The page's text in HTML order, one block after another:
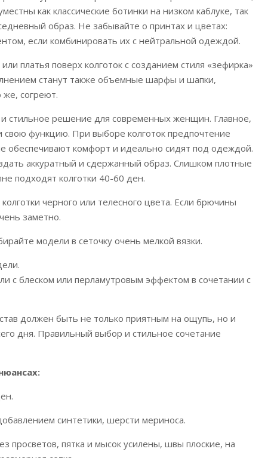
как классические ботинки на низком каблуке, так
образ. Не забывайте о принтах и цветах:
если комбинировать их с нейтральной одеждой.
платья поверх колготок с созданием стиля «зефирка»
станут также объемные шарфы и шапки,
же, согреют.
стильное решение для современных женщин. Главное,
функцию. При выборе колготок предпочтение
обеспечивают комфорт и идеально сидят под одеждой.
аккуратный и сдержанный образ. Слишком плотные
подходят колготки 40-60 ден.
черного или телесного цвета. Если брючины
заметно.
модели в сеточку очень мелкой вязки.
с блеском или перламутровым эффектом в сочетании с
должен быть не только приятным на ощупь, но и
дня. Правильный выбор и стильное сочетание
синтетики, шерсти мериноса.
просветов, пятка и мысок усилены, швы плоские, на